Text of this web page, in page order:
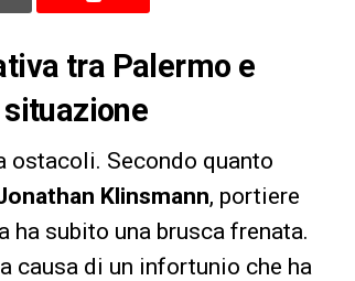
tra Palermo e
ostacoli. Secondo quanto
Klinsmann, portiere
ha subito una brusca frenata.
causa di un infortunio che ha